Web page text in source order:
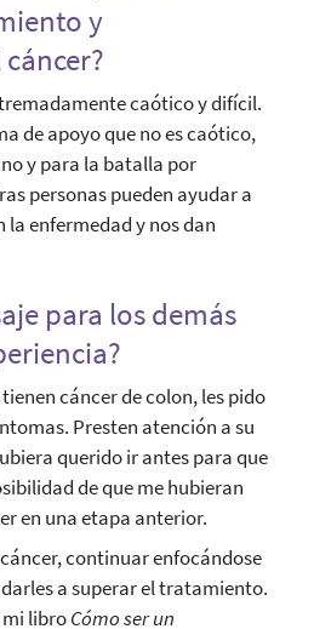
y
caótico y difícil.
de apoyo que no es caótico,
y para la batalla por
personas pueden ayudar a
la enfermedad y nos dan
para los demás
cáncer de colon, les pido
Presten atención a su
querido ir antes para que
de que me hubieran
en una etapa anterior.
continuar enfocándose
a superar el tratamiento.
libroCómo ser un